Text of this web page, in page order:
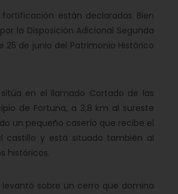
están declaradas Bien
la Disposición Adicional Segunda
25 de junio del Patrimonio Histórico
en el llamado Cortado de las
de Fortuna, a 3,8 km al sureste
un pequeño caserío que recibe el
castillo y está situado también al
históricos.
sobre un cerro que domina